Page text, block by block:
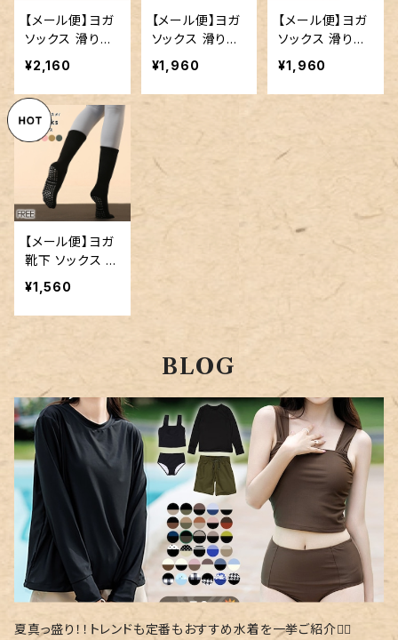
【メール便】ヨガ
ソックス 滑り止
め 5本指 ヨガ／
goods142
¥2,160
【メール便】ヨガ
ソックス 滑り止
め つま先あり
靴下／goods1
43
¥1,960
【メール便】ヨガ
ソックス 滑り止
め つま先なし
靴下／goods1
44
¥1,960
【メール便】ヨガ
靴下 ソックス レ
ディース 滑り止
め／socks018
¥1,560
BLOG
夏真っ盛り！！トレンドも定番もおすすめ水着を一挙ご紹介❤️‍🔥